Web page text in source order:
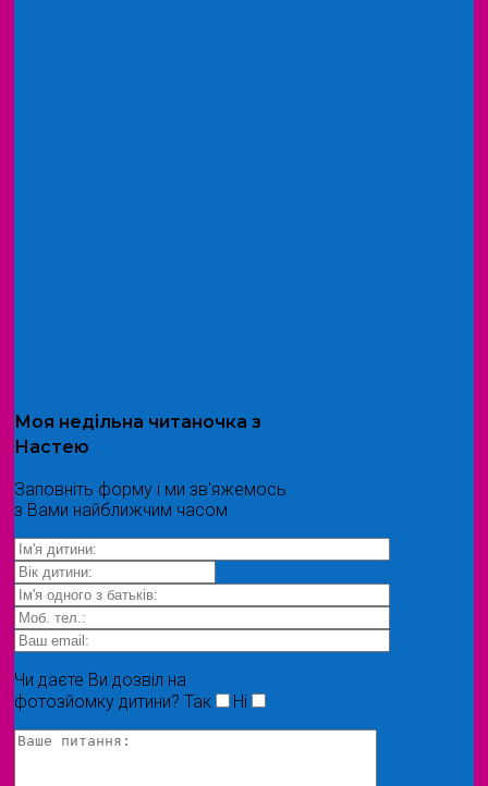
Моя недільна читаночка з
Настею
Заповніть форму і ми зв'яжемось
з Вами найближчим часом
Чи даєте Ви дозвіл на
фотозйомку дитини? Так Ні